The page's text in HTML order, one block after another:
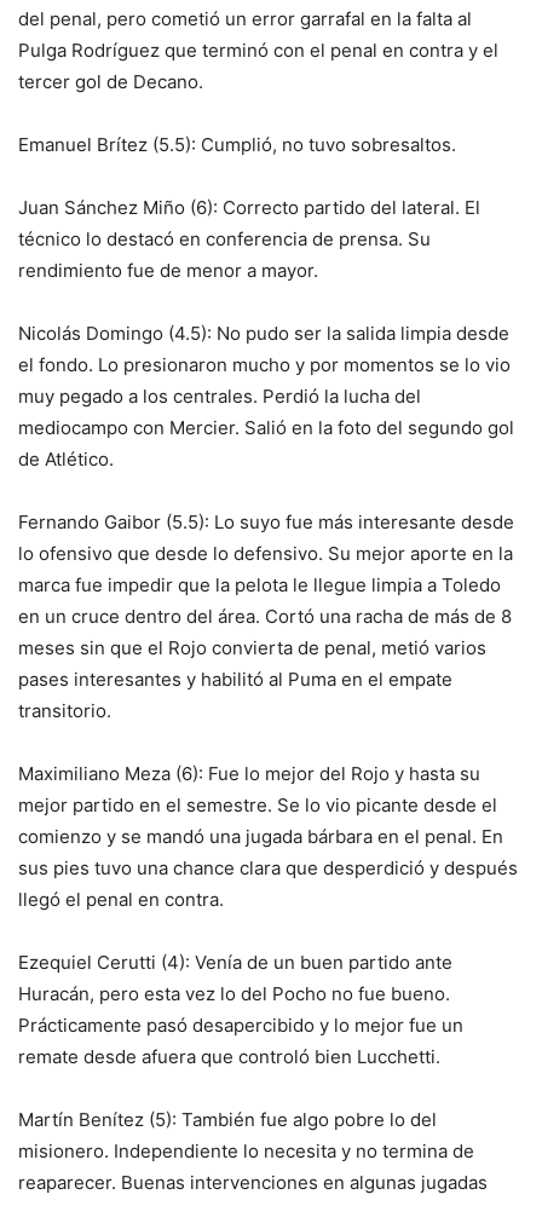
del penal, pero cometió un error garrafal en la falta al
Pulga Rodríguez que terminó con el penal en contra y el
tercer gol de Decano.
Emanuel Brítez (5.5): Cumplió, no tuvo sobresaltos.
Juan Sánchez Miño (6): Correcto partido del lateral. El
técnico lo destacó en conferencia de prensa. Su
rendimiento fue de menor a mayor.
Nicolás Domingo (4.5): No pudo ser la salida limpia desde
el fondo. Lo presionaron mucho y por momentos se lo vio
muy pegado a los centrales. Perdió la lucha del
mediocampo con Mercier. Salió en la foto del segundo gol
de Atlético.
Fernando Gaibor (5.5): Lo suyo fue más interesante desde
lo ofensivo que desde lo defensivo. Su mejor aporte en la
marca fue impedir que la pelota le llegue limpia a Toledo
en un cruce dentro del área. Cortó una racha de más de 8
meses sin que el Rojo convierta de penal, metió varios
pases interesantes y habilitó al Puma en el empate
transitorio.
Maximiliano Meza (6): Fue lo mejor del Rojo y hasta su
mejor partido en el semestre. Se lo vio picante desde el
comienzo y se mandó una jugada bárbara en el penal. En
sus pies tuvo una chance clara que desperdició y después
llegó el penal en contra.
Ezequiel Cerutti (4): Venía de un buen partido ante
Huracán, pero esta vez lo del Pocho no fue bueno.
Prácticamente pasó desapercibido y lo mejor fue un
remate desde afuera que controló bien Lucchetti.
Martín Benítez (5): También fue algo pobre lo del
misionero. Independiente lo necesita y no termina de
reaparecer. Buenas intervenciones en algunas jugadas